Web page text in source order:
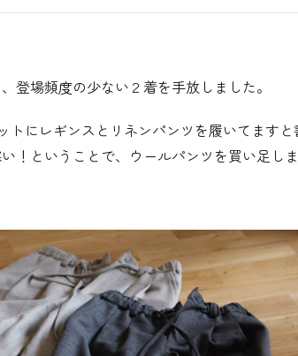
登場頻度の少ない２着を手放しました。
トにレギンスとリネンパンツを履いてますと
！ということで、ウールパンツを買い足しま